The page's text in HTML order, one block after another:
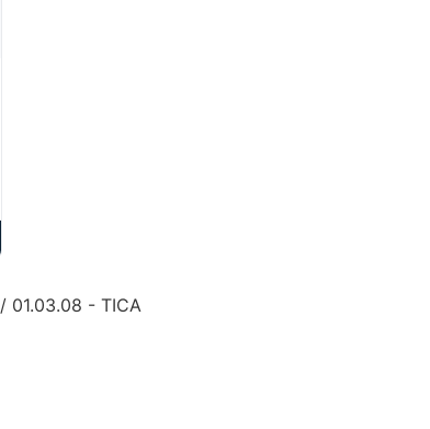
/ 01.03.08 - TICA